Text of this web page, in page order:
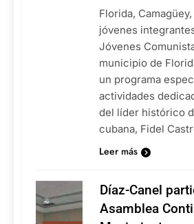
Florida,
jóvenes
Jóvenes
municipio de
un programa
actividades
del líder histórico
cubana, Fidel
Leer más
Díaz-Canel
Asamblea